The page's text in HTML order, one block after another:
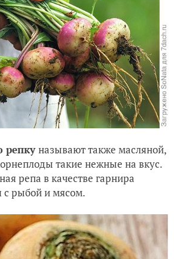
репкуназывают также масляной,
такие нежные на вкус.
репа в качестве гарнира
с рыбой и мясом.